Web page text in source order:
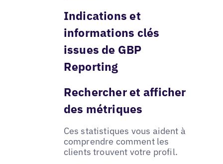
Indications et
informations clés
issues de GBP
Reporting
Rechercher et afficher
des métriques
Ces statistiques vous aident à
comprendre comment les
clients trouvent votre profil.